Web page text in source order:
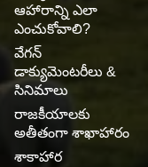
ఆహారాన్ని ఎలా
ఎంచుకోవాలి?
వేగన్
డాక్యుమెంటరీలు &
సినిమాలు
రాజకీయాలకు
అతీతంగా శాఖాహారం
శాకాహార